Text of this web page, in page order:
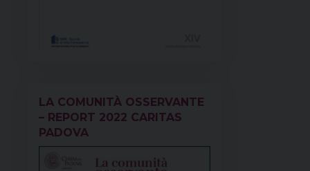
LA COMUNITÀ OSSERVANTE
– REPORT 2022 CARITAS
PADOVA